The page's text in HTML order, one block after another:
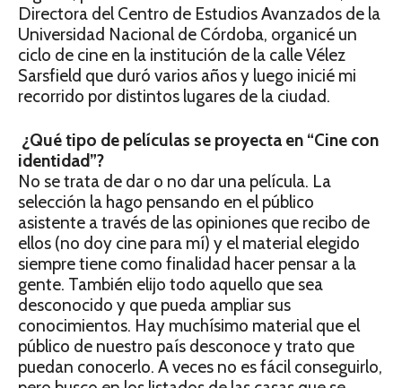
Directora del Centro de Estudios Avanzados de la
Universidad Nacional de Córdoba, organicé un
ciclo de cine en la institución de la calle Vélez
Sarsfield que duró varios años y luego inicié mi
recorrido por distintos lugares de la ciudad.
¿Qué tipo de películas se proyecta en “Cine con
identidad”?
No se trata de dar o no dar una película. La
selección la hago pensando en el público
asistente a través de las opiniones que recibo de
ellos (no doy cine para mí) y el material elegido
siempre tiene como finalidad hacer pensar a la
gente. También elijo todo aquello que sea
desconocido y que pueda ampliar sus
conocimientos. Hay muchísimo material que el
público de nuestro país desconoce y trato que
puedan conocerlo. A veces no es fácil conseguirlo,